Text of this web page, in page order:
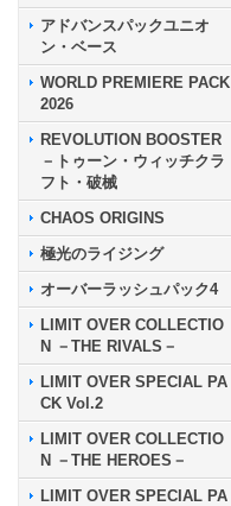
アドバンスパックユニオ
ン・ベース
WORLD PREMIERE PACK
2026
REVOLUTION BOOSTER
－トゥーン・ウィッチクラ
フト・破械
CHAOS ORIGINS
極光のライジング
オーバーラッシュパック4
LIMIT OVER COLLECTIO
N －THE RIVALS－
LIMIT OVER SPECIAL PA
CK Vol.2
LIMIT OVER COLLECTIO
N －THE HEROES－
LIMIT OVER SPECIAL PA